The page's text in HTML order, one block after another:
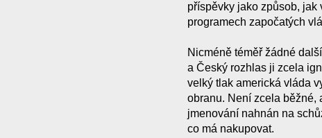
příspěvky jako způsob, jak
programech započatých
Nicméně téměř žádné
a Český rozhlas ji zcela
velký tlak americká vláda
obranu. Není zcela běžné,
jmenování nahnán na
co má nakupovat.